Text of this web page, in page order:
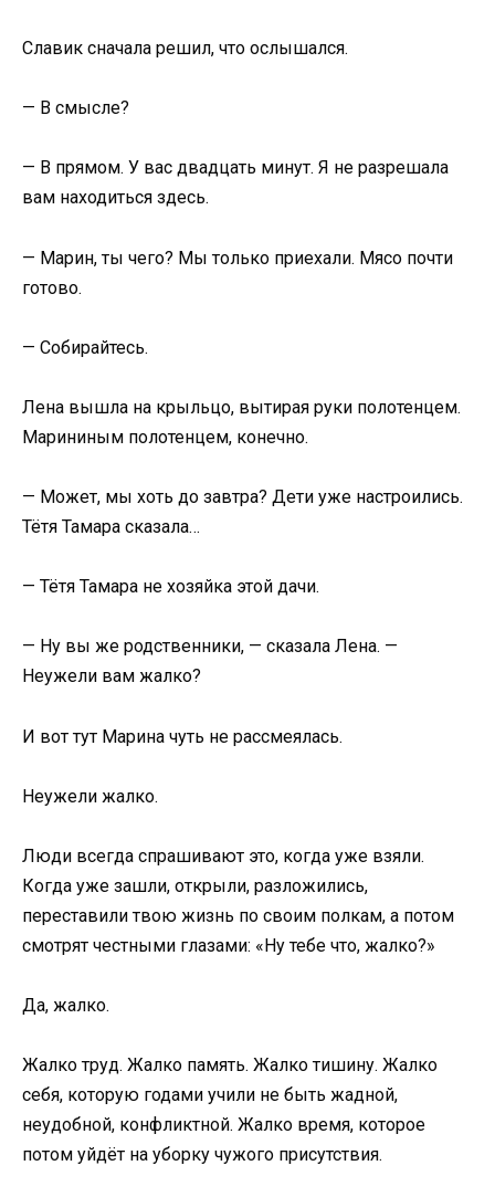
Славик сначала решил, что ослышался.
— В смысле?
— В прямом. У вас двадцать минут. Я не разрешала
вам находиться здесь.
— Марин, ты чего? Мы только приехали. Мясо почти
готово.
— Собирайтесь.
Лена вышла на крыльцо, вытирая руки полотенцем.
Марининым полотенцем, конечно.
— Может, мы хоть до завтра? Дети уже настроились.
Тётя Тамара сказала…
— Тётя Тамара не хозяйка этой дачи.
— Ну вы же родственники, — сказала Лена. —
Неужели вам жалко?
И вот тут Марина чуть не рассмеялась.
Неужели жалко.
Люди всегда спрашивают это, когда уже взяли.
Когда уже зашли, открыли, разложились,
переставили твою жизнь по своим полкам, а потом
смотрят честными глазами: «Ну тебе что, жалко?»
Да, жалко.
Жалко труд. Жалко память. Жалко тишину. Жалко
себя, которую годами учили не быть жадной,
неудобной, конфликтной. Жалко время, которое
потом уйдёт на уборку чужого присутствия.